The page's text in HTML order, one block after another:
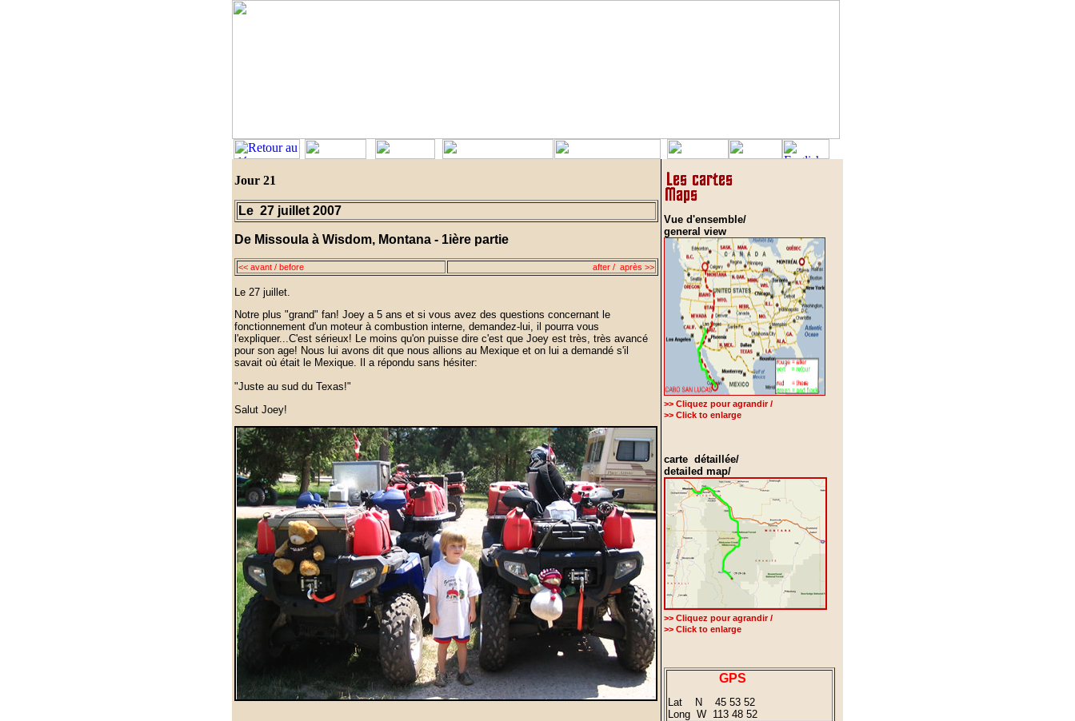
Jour 21
Le 27 juillet 2007
De Missoula à Wisdom, Montana - 1ière partie
<< avant / before after / après >>
Le 27 juillet.
Notre plus "grand" fan! Joey a 5 ans et si vous avez des questions concernant le
fonctionnement d'un moteur à combustion interne, demandez-lui, il pourra vous
l'expliquer...C'est sérieux! Le moins qu'on puisse dire c'est que Joey est très, très avancé
pour son age! Nous lui avons dit que nous allions au Mexique et on lui a demandé s'il
savait où était le Mexique. Il a répondu sans hésiter:
"Juste au sud du Texas!"
Salut Joey!
Vue d'ensemble/
general view
>> Cliquez pour agrandir /
>> Click to enlarge
carte détaillée/
detailed map/
>> Cliquez pour agrandir /
>> Click to enlarge
GPS
Lat N 45 53 52
Long W 113 48 52